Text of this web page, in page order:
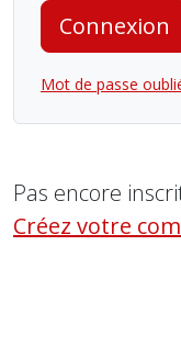
Connexion
Mot de passe
Pas encore
Créez votre